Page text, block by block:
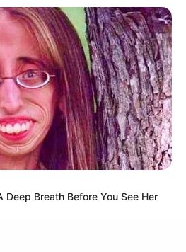
Your Electric Bill Won't
งการจัดการข้อมูลส่วนบุคคล เพื่อให้คุณได้รับ
ไซต์เรา หากคุณใช้บริการเว็บไซต์นี้ต่อไปโดย
าคุณยอมรับนโยบายคุกกี้และนโยบายส่วน
Deep Breath Before You See Her